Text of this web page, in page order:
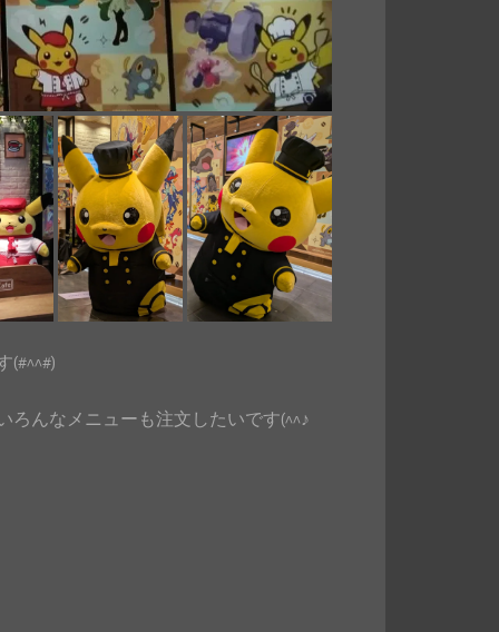
(#^^#)
ろんなメニューも注文したいです(^^♪